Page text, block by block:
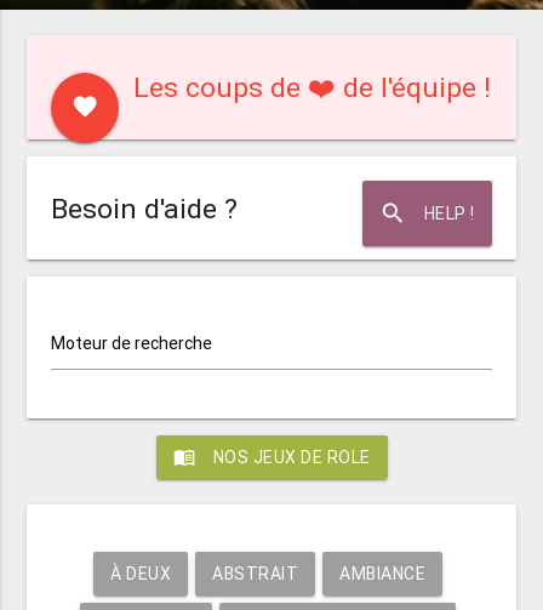
favorite
Les coups de ❤️ de l'équipe !
search HELP !
Besoin d'aide ?
Moteur de recherche
menu_book NOS JEUX DE ROLE
À DEUX ABSTRAIT AMBIANCE